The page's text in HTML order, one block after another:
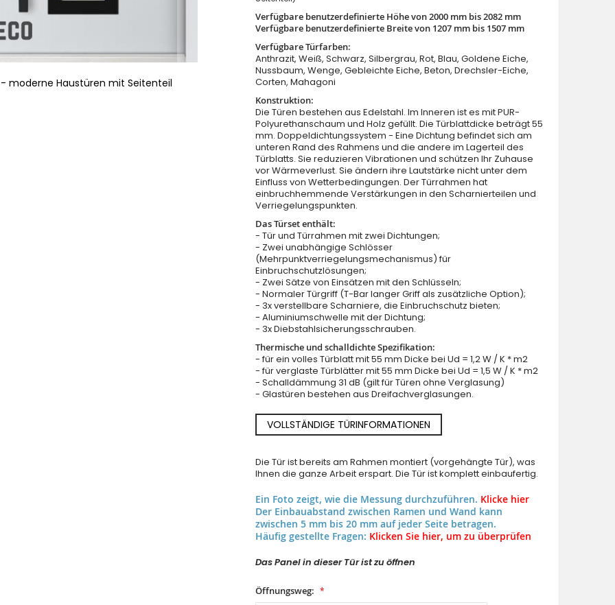
- moderne Haustüren mit Seitenteil
Verfügbare benutzerdefinierte Höhe von 2000 mm bis 2082 mm
Verfügbare benutzerdefinierte Breite von 1207 mm bis 1507 mm
Verfügbare Türfarben:
Anthrazit, Weiß, Schwarz, Silbergrau, Rot, Blau, Goldene Eiche,
Nussbaum, Wenge, Gebleichte Eiche, Beton, Drechsler-Eiche,
Corten, Mahagoni
Konstruktion:
Die Türen bestehen aus Edelstahl. Im Inneren ist es mit PUR-
Polyurethanschaum und Holz gefüllt. Die Türblattdicke beträgt 55
mm. Doppeldichtungssystem - Eine Dichtung befindet sich am
unteren Rand des Rahmens und die andere im Lagerteil des
Türblatts. Sie reduzieren Vibrationen und schützen Ihr Zuhause
vor Wärmeverlust. Sie ändern ihre Lautstärke nicht unter dem
Einfluss von Wetterbedingungen. Der Türrahmen hat
einbruchhemmende Verstärkungen in den Scharnierteilen und
Verriegelungspunkten.
Das Türset enthält:
- Tür und Türrahmen mit zwei Dichtungen;
- Zwei unabhängige Schlösser
(Mehrpunktverriegelungsmechanismus) für
Einbruchschutzlösungen;
- Zwei Sätze von Einsätzen mit den Schlüsseln;
- Normaler Türgriff (T-Bar langer Griff als zusätzliche Option);
- 3x verstellbare Scharniere, die Einbruchschutz bieten;
- Aluminiumschwelle mit der Dichtung;
- 3x Diebstahlsicherungsschrauben.
Thermische und schalldichte Spezifikation:
- für ein volles Türblatt mit 55 mm Dicke bei Ud = 1,2 W / K * m2
- für verglaste Türblätter mit 55 mm Dicke bei Ud = 1,5 W / K * m2
- Schalldämmung 31 dB (gilt für Türen ohne Verglasung)
- Glastüren bestehen aus Dreifachverglasungen.
VOLLSTÄNDIGE TÜRINFORMATIONEN
Die Tür ist bereits am Rahmen montiert (vorgehängte Tür), was
Ihnen die ganze Arbeit erspart. Die Tür ist komplett einbaufertig.
Ein Foto zeigt, wie die Messung durchzuführen. Klicke hier
Der Einbauabstand zwischen Ramen und Wand kann
zwischen 5 mm bis 20 mm auf jeder Seite betragen.
Häufig gestellte Fragen: Klicken Sie hier, um zu überprüfen
Das Panel in dieser Tür ist zu öffnen
Öffnungsweg: